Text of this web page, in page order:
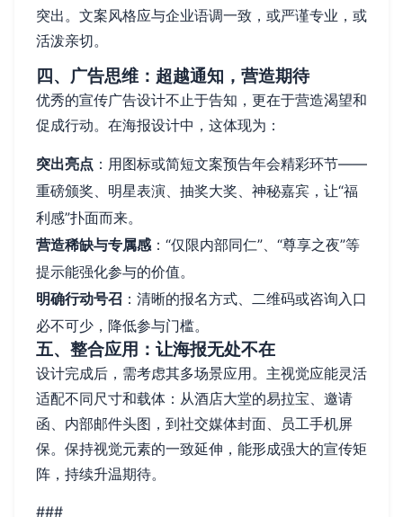
突出。文案风格应与企业语调一致，或严谨专业，或
活泼亲切。
四、广告思维：超越通知，营造期待
优秀的宣传广告设计不止于告知，更在于营造渴望和
促成行动。在海报设计中，这体现为：
突出亮点 ：用图标或简短文案预告年会精彩环节——
重磅颁奖、明星表演、抽奖大奖、神秘嘉宾，让“福
利感”扑面而来。
营造稀缺与专属感：“仅限内部同仁”、“尊享之夜”等
提示能强化参与的价值。
明确行动号召 ：清晰的报名方式、二维码或咨询入口
必不可少，降低参与门槛。
五、整合应用：让海报无处不在
设计完成后，需考虑其多场景应用。主视觉应能灵活
适配不同尺寸和载体：从酒店大堂的易拉宝、邀请
函、内部邮件头图，到社交媒体封面、员工手机屏
保。保持视觉元素的一致延伸，能形成强大的宣传矩
阵，持续升温期待。
###